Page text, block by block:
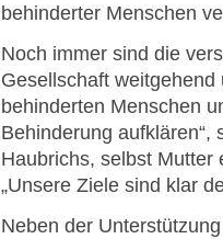
behinderter Menschen
Noch immer sind die
Gesellschaft weitgehend
behinderten Menschen
Behinderung aufklären“,
Haubrichs, selbst Mutter
„Unsere Ziele sind klar
Neben der